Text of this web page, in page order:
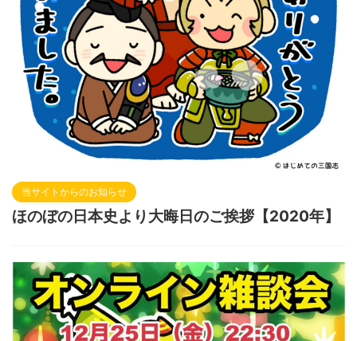
当サイトからのお知らせ
ほのぼの日本史より大晦日のご挨拶【2020年】